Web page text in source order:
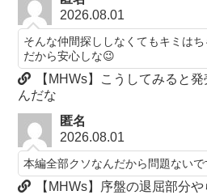
2026.08.01
そんな仲間探ししなくてもキミは
だから安心しな😉
【MHWs】こうしてみると
んだな
匿名
2026.08.01
本編全部クソなんだから問題ない
【MHWs】序盤の退屈部分